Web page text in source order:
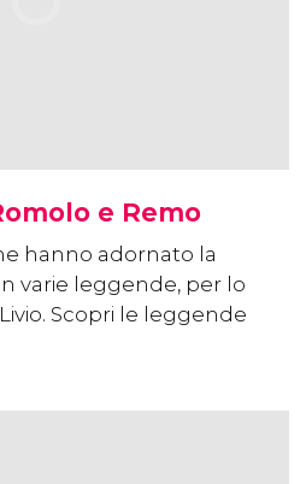
e Remo
hanno adornato la
varie leggende, per lo
Scopri le leggende